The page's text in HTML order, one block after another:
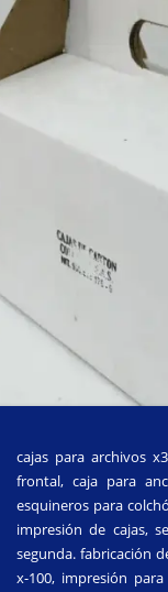
cajas para archivos
frontal, caja para
esquineros para
impresión de cajas,
segunda. fabricación
x-100, impresión